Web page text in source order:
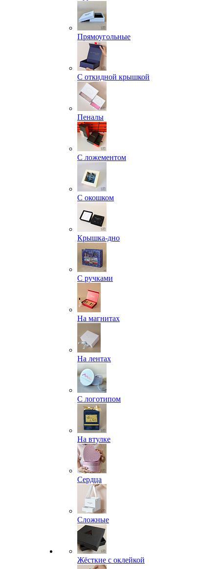
Прямоугольные
С откидной крышкой
Пеналы
С ложементом
С окошком
Крышка-дно
С ручками
На магнитах
На лентах
С логотипом
На втулке
Сердца
Сложные
Жёсткие с оклейкой